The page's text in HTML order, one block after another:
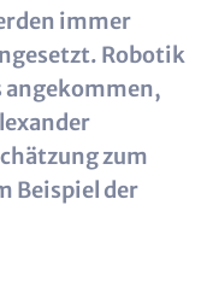
immer
Robotik
angekommen,
zum
Beispiel der